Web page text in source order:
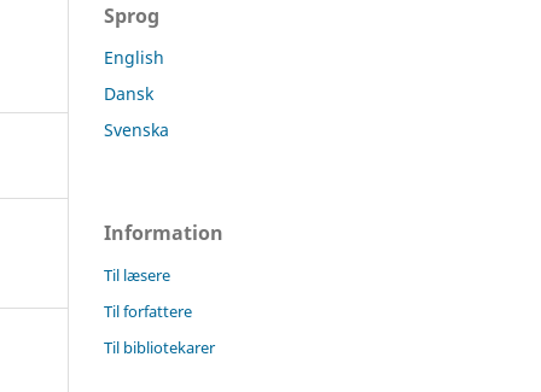
Sprog
English
Dansk
Svenska
Information
Til læsere
Til forfattere
Til bibliotekarer